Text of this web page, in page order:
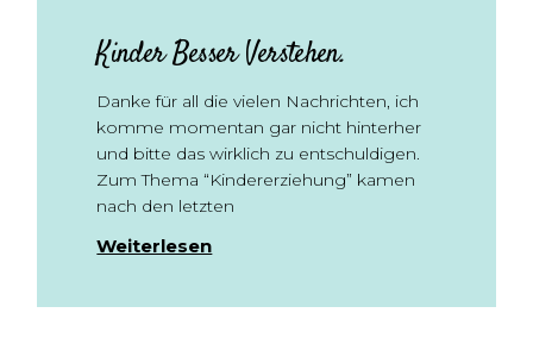
Kinder Besser Verstehen.
Danke für all die vielen Nachrichten, ich
komme momentan gar nicht hinterher
und bitte das wirklich zu entschuldigen.
Zum Thema “Kindererziehung” kamen
nach den letzten
Weiterlesen